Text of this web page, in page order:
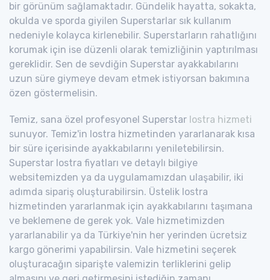
bir görünüm sağlamaktadır. Gündelik hayatta, sokakta,
okulda ve sporda giyilen Superstarlar sık kullanım
nedeniyle kolayca kirlenebilir. Superstarların rahatlığını
korumak için ise düzenli olarak temizliğinin yaptırılması
gereklidir. Sen de sevdiğin Superstar ayakkabılarını
uzun süre giymeye devam etmek istiyorsan bakımına
özen göstermelisin.
Temiz, sana özel profesyonel Superstar lostra hizmeti
sunuyor. Temiz'in lostra hizmetinden yararlanarak kısa
bir süre içerisinde ayakkabılarını yeniletebilirsin.
Superstar lostra fiyatları ve detaylı bilgiye
websitemizden ya da uygulamamızdan ulaşabilir, iki
adımda sipariş oluşturabilirsin. Üstelik lostra
hizmetinden yararlanmak için ayakkabılarını taşımana
ve beklemene de gerek yok. Vale hizmetimizden
yararlanabilir ya da Türkiye'nin her yerinden ücretsiz
kargo gönerimi yapabilirsin. Vale hizmetini seçerek
oluşturacağın siparişte valemizin terliklerini gelip